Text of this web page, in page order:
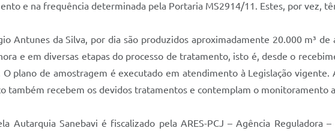
e na frequência determinada pela Portaria MS2914/11. Estes, por vez,
Antunes da Silva, por dia são produzidos aproximadamente 20.000 m³
e em diversas etapas do processo de tratamento, isto é, desde o
plano de amostragem é executado em atendimento à Legislação vigente.
também recebem os devidos tratamentos e contemplam o monitoramento
Autarquia Sanebavi é fiscalizado pela ARES-PCJ – Agência Reguladora